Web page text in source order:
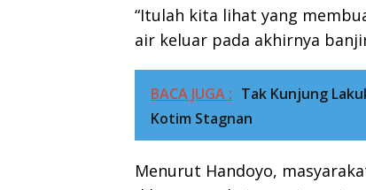
“Itulah kita lihat yang
air keluar pada akhirnya
BACA JUGA : Tak Kunjung
Kotim Stagnan
Menurut Handoyo,